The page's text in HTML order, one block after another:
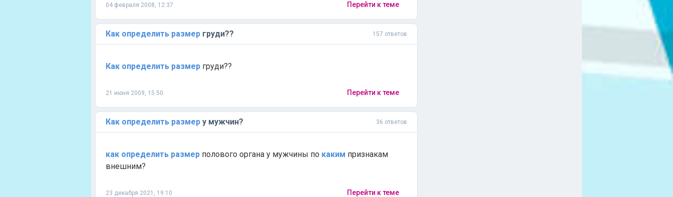
04 февраля 2008, 12:37 Перейти к теме
Как определить размер груди?? 157 ответов
Как определить размер груди??
21 июня 2009, 15:50 Перейти к теме
Как определить размер у мужчин? 36 ответов
как определить размер полового органа у мужчины по каким признакам
внешним?
23 декабря 2021, 19:10 Перейти к теме